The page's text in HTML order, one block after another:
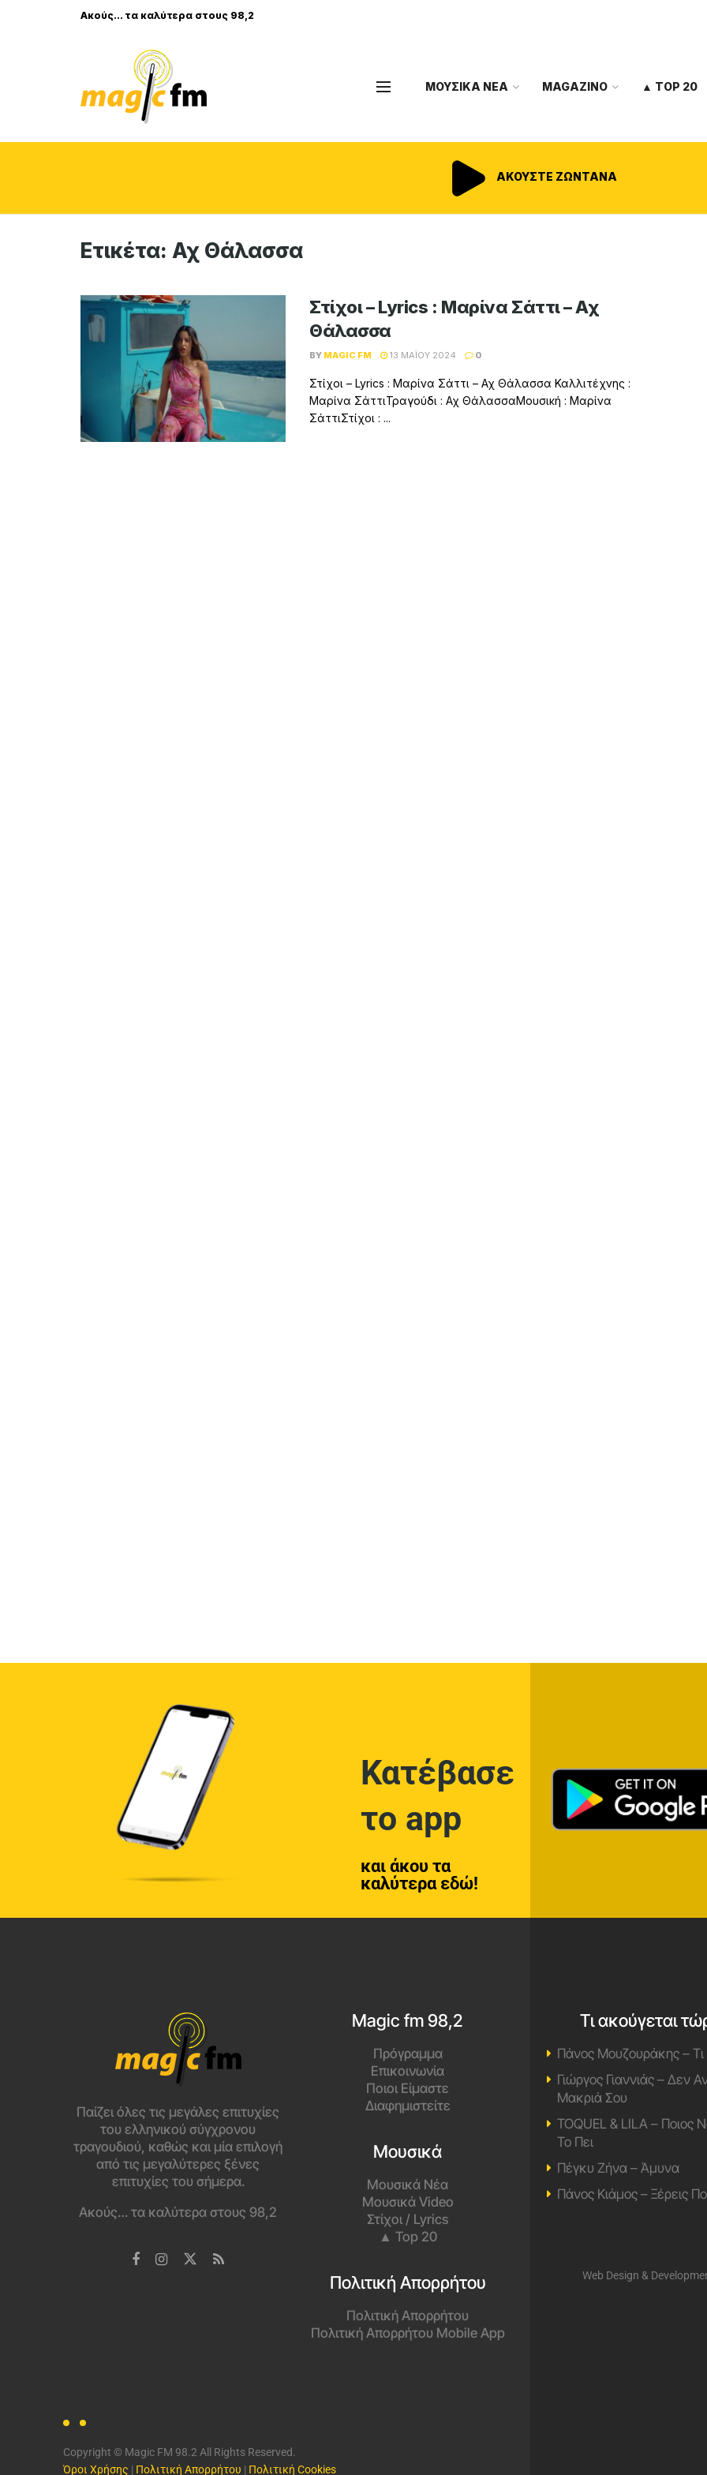
Ακούς... τα καλύτερα στους 98,2
ΜΟΥΣΙΚΑ ΝΕΑ MAGAZINO ▲ TOP 20
ΑΚΟΥΣΤΕ ΖΩΝΤΑΝΑ
Ετικέτα: Αχ Θάλασσα
Στίχοι – Lyrics : Μαρίνα Σάττι – Αχ
Θάλασσα
BY MAGIC FM 13 ΜΑΪ́ΟΥ 2024 0
Στίχοι – Lyrics : Μαρίνα Σάττι – Αχ Θάλασσα Καλλιτέχνης :
Μαρίνα ΣάττιΤραγούδι : Αχ ΘάλασσαΜουσική : Μαρίνα
ΣάττιΣτίχοι : ...
Κατέβασε
το app
και άκου τα
καλύτερα εδώ!
Παίζει όλες τις μεγάλες επιτυχίες
του ελληνικού σύγχρονου
τραγουδιού, καθώς και μία επιλογή
από τις μεγαλύτερες ξένες
επιτυχίες του σήμερα.
Ακούς… τα καλύτερα στους 98,2
Magic fm 98,2
Πρόγραμμα
Επικοινωνία
Ποιοι Είμαστε
Διαφημιστείτε
Μουσικά
Μουσικά Νέα
Μουσικά Video
Στίχοι / Lyrics
▲ Top 20
Πολιτική Απορρήτου
Πολιτική Απορρήτου
Πολιτική Απορρήτου Mobile App
Copyright © Magic FM 98.2 All Rights Reserved.
Όροι Χρήσης | Πολιτική Απορρήτου | Πολιτική Cookies
Τι ακούγεται
Πάνος Μουζουράκης – Τι
Γιώργος Γιαννιάς – Δεν
Μακριά Σου
TOQUEL & LILA – Ποιος
Το Πει
Πέγκυ Ζήνα – Άμυνα
Πάνος Κιάμος – Ξέρεις
Web Design &